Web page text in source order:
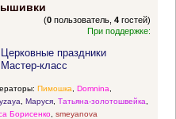
(0 пользователь,4 гостей)
При поддержке:
Церковные праздники
Мастер-класс
Пимошка Domnina
Маруся, Татьяна-золотошвейка
Борисенко, smeyanova